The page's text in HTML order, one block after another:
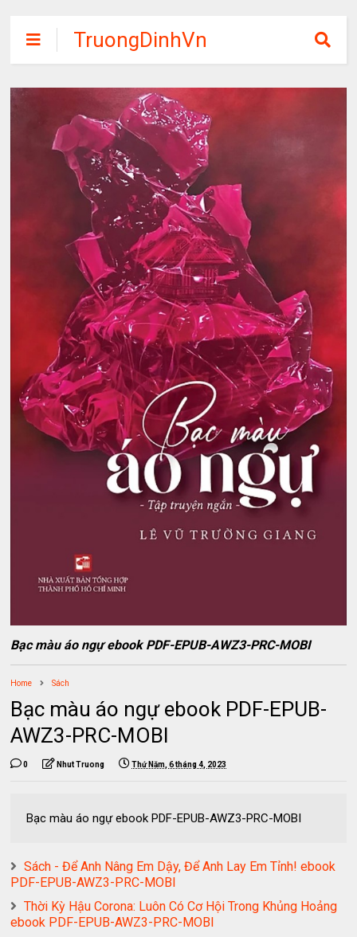
TruongDinhVn
Chia sẽ ebook,
các khóa học,
phần mềm học
tập miễn phí
Bạc màu áo ngự ebook PDF-EPUB-AWZ3-PRC-MOBI
Home Sách
Bạc màu áo ngự ebook PDF-EPUB-
AWZ3-PRC-MOBI
0 Nhut Truong Thứ Năm, 6 tháng 4, 2023
Bạc màu áo ngự ebook PDF-EPUB-AWZ3-PRC-MOBI
Sách - Để Anh Nâng Em Dậy, Để Anh Lay Em Tỉnh! ebook
PDF-EPUB-AWZ3-PRC-MOBI
Thời Kỳ Hậu Corona: Luôn Có Cơ Hội Trong Khủng Hoảng
ebook PDF-EPUB-AWZ3-PRC-MOBI